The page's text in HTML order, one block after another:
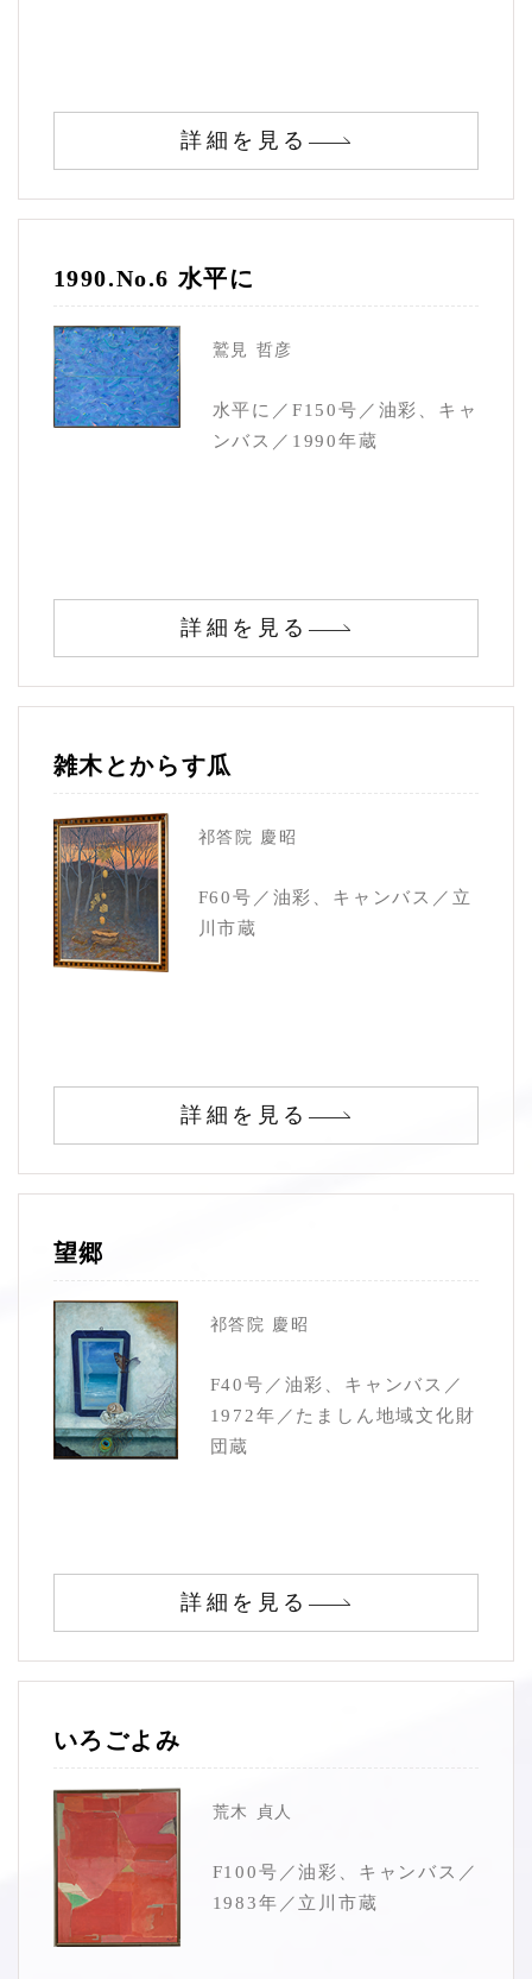
詳細を見る
1990.No.6 水平に
鷲見 哲彦
水平に／F150号／油彩、キャ
ンバス／1990年蔵
詳細を見る
雑木とからす瓜
祁答院 慶昭
F60号／油彩、キャンバス／立
川市蔵
詳細を見る
望郷
祁答院 慶昭
F40号／油彩、キャンバス／
1972年／たましん地域文化財
団蔵
詳細を見る
いろごよみ
荒木 貞人
F100号／油彩、キャンバス／
1983年／立川市蔵